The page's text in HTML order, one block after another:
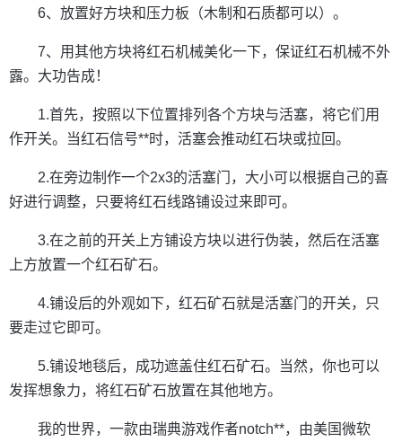
6、放置好方块和压力板（木制和石质都可以）。
7、用其他方块将红石机械美化一下，保证红石机械不外
露。大功告成！
1.首先，按照以下位置排列各个方块与活塞，将它们用
作开关。当红石信号**时，活塞会推动红石块或拉回。
2.在旁边制作一个2x3的活塞门，大小可以根据自己的喜
好进行调整，只要将红石线路铺设过来即可。
3.在之前的开关上方铺设方块以进行伪装，然后在活塞
上方放置一个红石矿石。
4.铺设后的外观如下，红石矿石就是活塞门的开关，只
要走过它即可。
5.铺设地毯后，成功遮盖住红石矿石。当然，你也可以
发挥想象力，将红石矿石放置在其他地方。
我的世界，一款由瑞典游戏作者notch**，由美国微软